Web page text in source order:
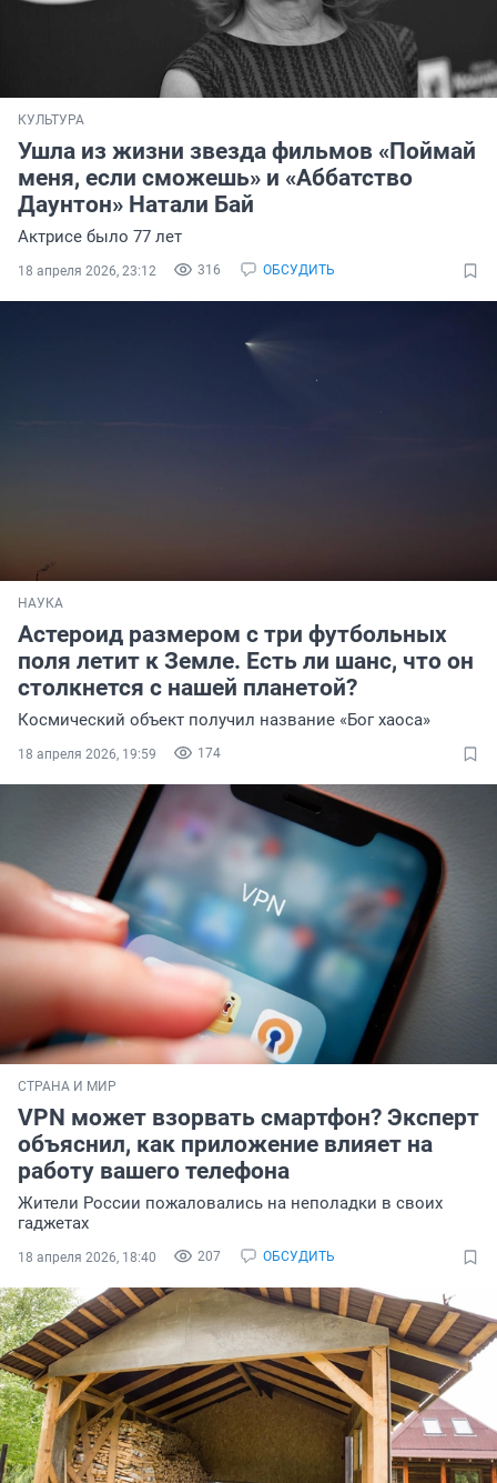
КУЛЬТУРА
Ушла из жизни звезда фильмов «Поймай
меня, если сможешь» и «Аббатство
Даунтон» Натали Бай
Актрисе было 77 лет
316 ОБСУДИТЬ
18 апреля 2026, 23:12
НАУКА
Астероид размером с три футбольных
поля летит к Земле. Есть ли шанс, что он
столкнется с нашей планетой?
Космический объект получил название «Бог хаоса»
174
18 апреля 2026, 19:59
СТРАНА И МИР
VPN может взорвать смартфон? Эксперт
объяснил, как приложение влияет на
работу вашего телефона
Жители России пожаловались на неполадки в своих
гаджетах
207 ОБСУДИТЬ
18 апреля 2026, 18:40